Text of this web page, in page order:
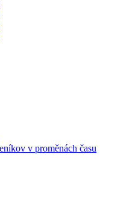
v proměnách času